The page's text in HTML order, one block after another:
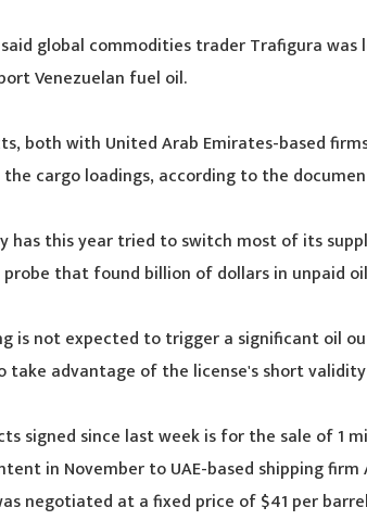
global commodities trader Trafigura
Venezuelan fuel oil.
both with United Arab Emirates-based
cargo loadings, according to the
has this year tried to switch most of its
that found billion of dollars in unpaid
is not expected to trigger a significant oil
take advantage of the license's short
signed since last week is for the sale of 1
in November to UAE-based shipping firm
negotiated at a fixed price of $41 per